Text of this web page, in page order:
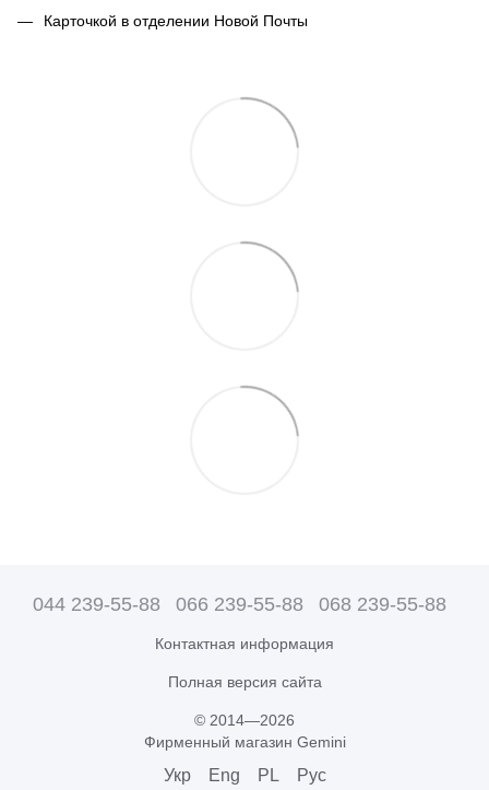
Карточкой в отделении Новой Почты
044 239-55-88 066 239-55-88 068 239-55-88
Контактная информация
Полная версия сайта
© 2014—2026
Фирменный магазин Gemini
Укр Eng PL Рус